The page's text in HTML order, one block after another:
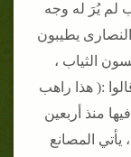
لم يُرَ له وجه
النصارى يطيبون
الثياب ،
:( هذا راهب
منذ أربعين
يأتي المصانع